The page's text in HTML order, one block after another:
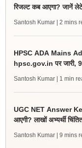
रिजल्ट कब आएगा? जानें
Santosh Kumar | 2 mins
HPSC ADA Mains
hpsc.gov.in पर जारी, 9
Santosh Kumar | 1 min
UGC NET Answer
आएगी? लाखों अभ्यर्थी
Santosh Kumar | 9 mins